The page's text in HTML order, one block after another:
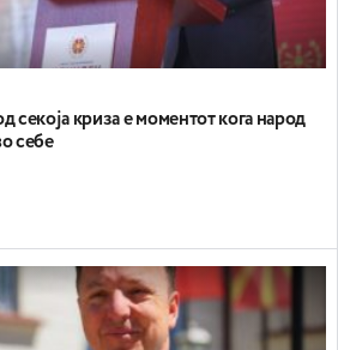
криза е моментот кога народ
себе